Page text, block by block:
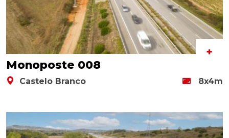
+
Monoposte 008
Castelo Branco 8x4m